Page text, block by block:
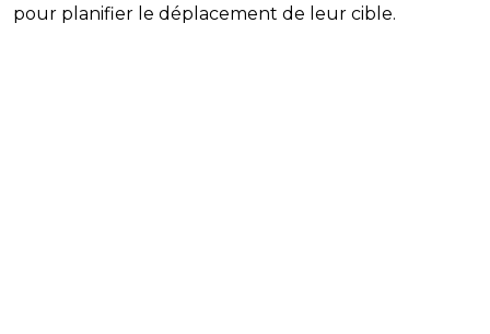
pour planifier le déplacement de leur cible.